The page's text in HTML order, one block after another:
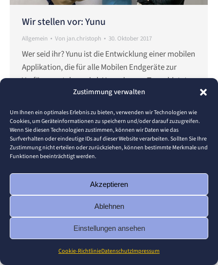
Zustimmung verwalten
Um Ihnen ein optimales Erlebnis zu bieten, verwenden wir Technologien wie
Cookies, um Geräteinformationen zu speichern und/oder darauf zuzugreifen.
Wenn Sie diesen Technologien zustimmen, können wir Daten wie das
Surfverhalten oder eindeutige IDs auf dieser Website verarbeiten. Sollten Sie Ihre
Zustimmung nicht erteilen oder zurückziehen, können bestimmte Merkmale und
Funktionen beeinträchtigt werden.
Akzeptieren
Ablehnen
Einstellungen ansehen
Cookie-RichtlinieDatenschutzImpressum
Wir stellen vor: Yunu
Allgemein Von jan.christoph 30. Oktober 2017
Wer seid ihr? Yunu ist die Entwicklung einer mobilen
Applikation, die für alle Mobilen Endgeräte zur
Verfügung stehen wird. Unser junges Team bietet
eine breite Expertise, die wir an euch weitergeben
wollen. Diese Applikation wird im Health-Sektor,
neben den Ernährungs- und Fitness Apps, als Game
Changer agieren. Was habt ihr Studiert oder
studiert ihr noch?…
© 2026 Pforzheim University
Footer